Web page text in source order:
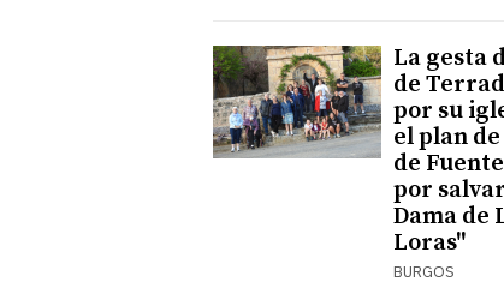
La gesta
de
por su
el plan de
de
por
Dama de
Loras"
BURGOS